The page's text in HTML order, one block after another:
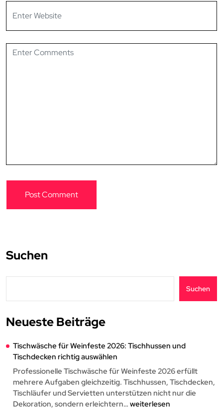
Suchen
Suchen
Neueste Beiträge
Tischwäsche für Weinfeste 2026: Tischhussen und
Tischdecken richtig auswählen
Professionelle Tischwäsche für Weinfeste 2026 erfüllt
mehrere Aufgaben gleichzeitig. Tischhussen, Tischdecken,
Tischläufer und Servietten unterstützen nicht nur die
Dekoration, sondern erleichtern… Tischwäsche
weiterlesen